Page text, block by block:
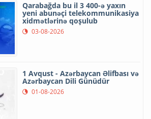
Qarabağda bu il 3 400-ə yaxın
yeni abunəçi telekommunikasiya
xidmətlərinə qoşulub
03-08-2026
1 Avqust - Azərbaycan Əlifbası və
Azərbaycan Dili Günüdür
01-08-2026